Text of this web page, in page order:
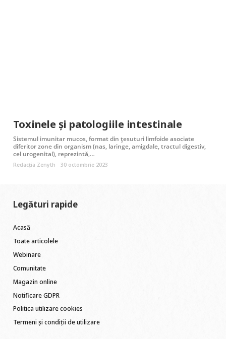
Toxinele și patologiile intestinale
Sistemul imunitar mucos, format din țesuturi limfoide asociate
diferitor zone din organism (nas, laringe, amigdale, tractul digestiv,
cel urogenital), reprezintă,…
Redacția Zenyth 30 octombrie 2023
Legături rapide
Acasă
Toate articolele
Webinare
Comunitate
Magazin online
Notificare GDPR
Politica utilizare cookies
Termeni și condiții de utilizare